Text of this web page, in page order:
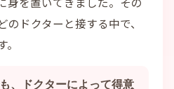
ドクターと接する中で、
、ドクターによって得意